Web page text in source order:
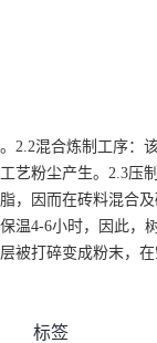
。2.2混合炼制工序：
工艺粉尘产生。2.3压
脂，因而在砖料混合
保温4-6小时，因此，
层被打碎变成粉末，
标签